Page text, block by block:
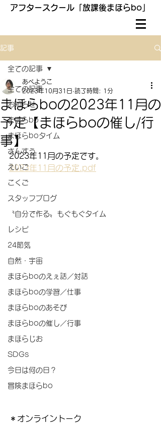
アフタースクール「放課後まほらbo」
記事
全ての記事
お知らせ
まほらbo
まほらboタイム
さんすう
えいご
こくご
スタッフブログ
〝自分で作る〟もぐもぐタイム
レシピ
24節気
自然・宇宙
まほらboのえぇ話／対話
まほらboの学習／仕事
まほらboのあそび
まほらboの催し／行事
まほらじお
SDGs
今日は何の日？
冒険まほらbo
全ての記事
まほらboの2023年11月の
予定【まほらboの催し/行
事】
あべようこ
2023年10月31日 読了時間: 1分
2023年11月の予定です。
2023年11月の予定.pdf
＊オンライントーク